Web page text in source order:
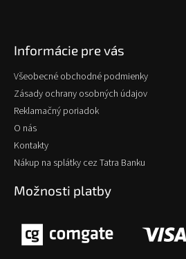
Informácie pre vás
Všeobecné obchodné podmienky
Zásady ochrany osobných údajov
Reklamačný poriadok
O nás
Kontakty
Nákup na splátky cez Tatra Banku
Možnosti platby